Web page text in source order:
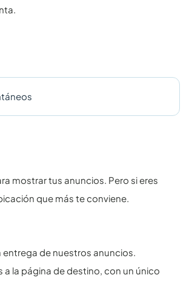
mostrar tus anuncios. Pero si eres
que más te conviene.
entrega de nuestros anuncios.
la página de destino, con un único